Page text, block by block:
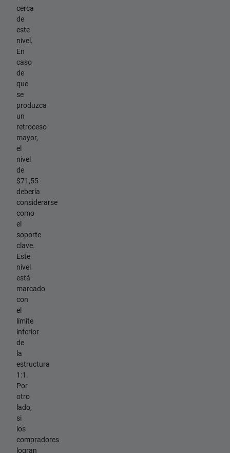
cerca
de
este
nivel.
En
caso
de
que
se
produzca
un
retroceso
mayor,
el
nivel
de
$71,55
debería
considerarse
como
el
soporte
clave.
Este
nivel
está
marcado
con
el
límite
inferior
de
la
estructura
1:1.
Por
otro
lado,
si
los
compradores
logran